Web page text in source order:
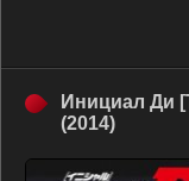
Инициал Ди
(2014)